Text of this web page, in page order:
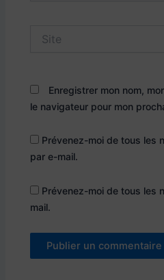
Enregistrer mon nom,
le navigateur pour mon
Prévenez-moi de tous les
par e-mail.
Prévenez-moi de tous les
mail.